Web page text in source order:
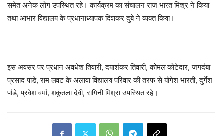
समेत अनेक लोग उपस्थित रहे। कार्यक्रम का संचालन राज भारत मिश्र ने किया
तथा आभार विद्यालय के प्रधानाध्यापक दिवाकर दुबे ने व्यक्त किया।
इस अवसर पर प्रधान अवधेश तिवारी, दयाशंकर तिवारी, कोमल कोटेदार, जगदंबा
प्रसाद पांडे, राम लवट के अलावा विद्यालय परिवार की तरफ से योगेश भारती, दुर्गेश
पांडे, प्रवेश वर्मा, शकुंतला देवी, रागिनी मिश्रा उपस्थित रहे।